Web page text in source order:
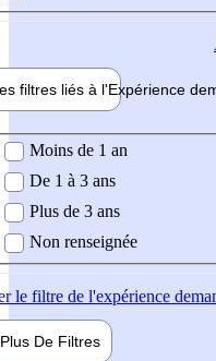
filtres liés à l'Expérience
demandée
Moins de 1 an
De 1 à 3 ans
Plus de 3 ans
Non renseignée
le filtre de l'expérience
Plus De Filtres